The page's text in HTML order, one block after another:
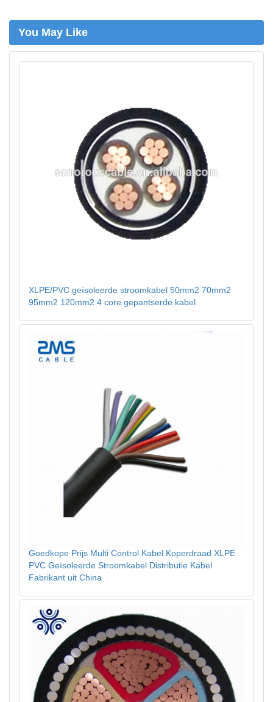
You May Like
XLPE/PVC geïsoleerde stroomkabel 50mm2 70mm2
95mm2 120mm2 4 core gepantserde kabel
Goedkope Prijs Multi Control Kabel Koperdraad XLPE
PVC Geïsoleerde Stroomkabel Distributie Kabel
Fabrikant uit China